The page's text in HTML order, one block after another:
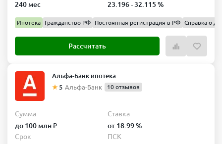
240 мес
23.196 - 32.115 %
Ипотека Гражданство РФ Постоянная регистрация в РФ Справка о
Рассчитать
Альфа-Банк ипотека
5 Альфа-Банк 10 отзывов
Сумма
до 100 млн ₽
Ставка
от 18.99 %
Срок
ПСК